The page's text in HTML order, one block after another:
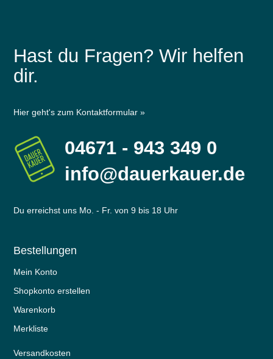
Hast du Fragen? Wir helfen
dir.
Hier geht's zum Kontaktformular »
04671 - 943 349 0
info@dauerkauer.de
Du erreichst uns Mo. - Fr. von 9 bis 18 Uhr
Bestellungen
Mein Konto
Shopkonto erstellen
Warenkorb
Merkliste
Versandkosten